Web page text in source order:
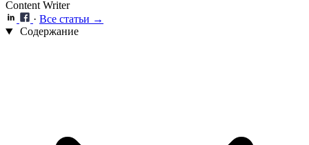
Content Writer
· Все статьи →
Содержание